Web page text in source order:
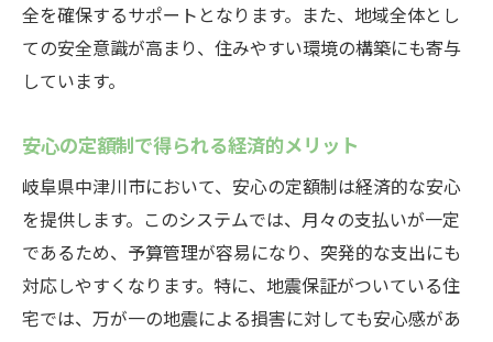
全を確保するサポートとなります。また、地域全体とし
ての安全意識が高まり、住みやすい環境の構築にも寄与
しています。
安心の定額制で得られる経済的メリット
岐阜県中津川市において、安心の定額制は経済的な安心
を提供します。このシステムでは、月々の支払いが一定
であるため、予算管理が容易になり、突発的な支出にも
対応しやすくなります。特に、地震保証がついている住
宅では、万が一の地震による損害に対しても安心感があ